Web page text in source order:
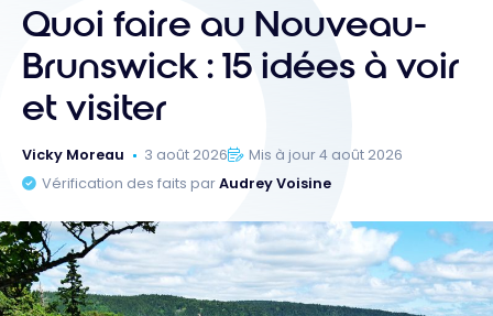
Quoi faire au Nouveau-
Brunswick : 15 idées à voir
et visiter
Vicky Moreau 3 août 2026
Mis à jour 4 août 2026
Vérification des faits parAudrey Voisine